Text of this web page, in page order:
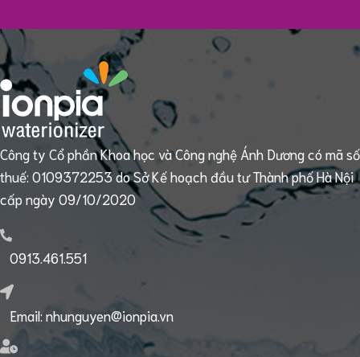
Công ty Cổ phần Khoa học và Công nghệ Ánh Dương có mã số
thuế: 0109372253 do Sở Kế hoạch đầu tư Thành phố Hà Nội
cấp ngày 09/10/2020
0913.461.551
Email: nhunguyen@ionpia.vn